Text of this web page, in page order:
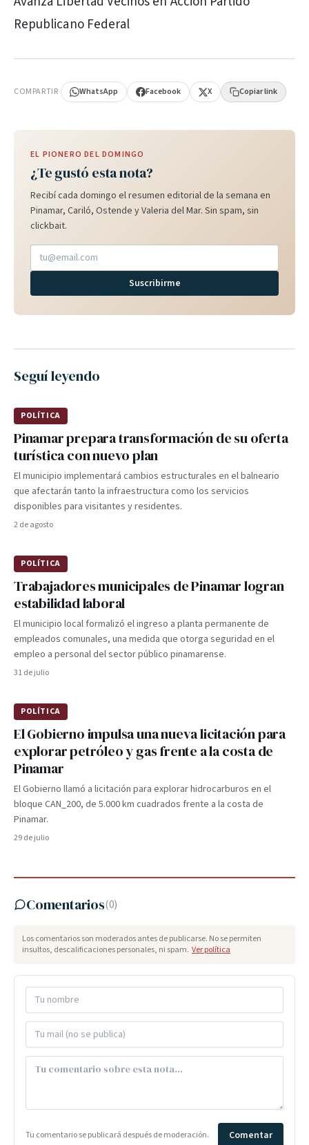
Republicano Federal
COMPARTIR WhatsApp Facebook X Copiar link
EL PIONERO DEL DOMINGO
¿Te gustó esta nota?
Recibí cada domingo el resumen editorial de la semana en
Pinamar, Cariló, Ostende y Valeria del Mar. Sin spam, sin
clickbait.
Suscribirme
Seguí leyendo
POLÍTICA
Pinamar prepara transformación de su oferta
turística con nuevo plan
El municipio implementará cambios estructurales en el balneario
que afectarán tanto la infraestructura como los servicios
disponibles para visitantes y residentes.
2 de agosto
POLÍTICA
Trabajadores municipales de Pinamar logran
estabilidad laboral
El municipio local formalizó el ingreso a planta permanente de
empleados comunales, una medida que otorga seguridad en el
empleo a personal del sector público pinamarense.
31 de julio
POLÍTICA
El Gobierno impulsa una nueva licitación para
explorar petróleo y gas frente a la costa de
Pinamar
El Gobierno llamó a licitación para explorar hidrocarburos en el
bloque CAN_200, de 5.000 km cuadrados frente a la costa de
Pinamar.
29 de julio
Comentarios(0)
Los comentarios son moderados antes de publicarse. No se permiten
insultos, descalificaciones personales, ni spam. Ver política
Tu comentario se publicará después de moderación. Comentar